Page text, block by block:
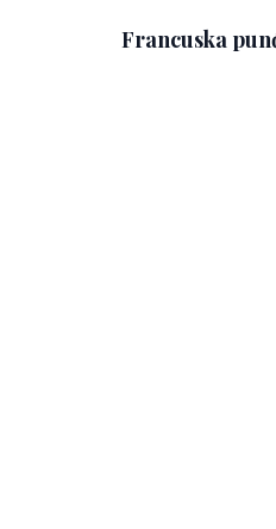
Francuska